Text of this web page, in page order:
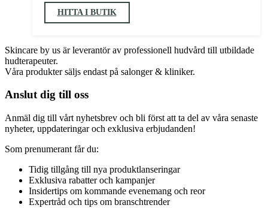
HITTA I BUTIK
Skincare by us är leverantör av professionell hudvård till utbildade
hudterapeuter.
Våra produkter säljs endast på salonger & kliniker.
Anslut dig till oss
Anmäl dig till vårt nyhetsbrev och bli först att ta del av våra senaste
nyheter, uppdateringar och exklusiva erbjudanden!
Som prenumerant får du:
Tidig tillgång till nya produktlanseringar
Exklusiva rabatter och kampanjer
Insidertips om kommande evenemang och reor
Expertråd och tips om branschtrender